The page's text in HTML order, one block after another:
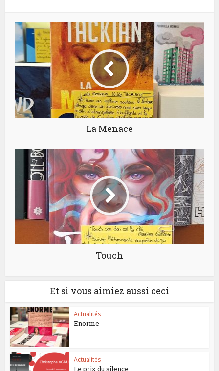
La Menace
Touch
Et si vous aimiez aussi ceci
Actualités
Enorme
Actualités
Le prix du silence